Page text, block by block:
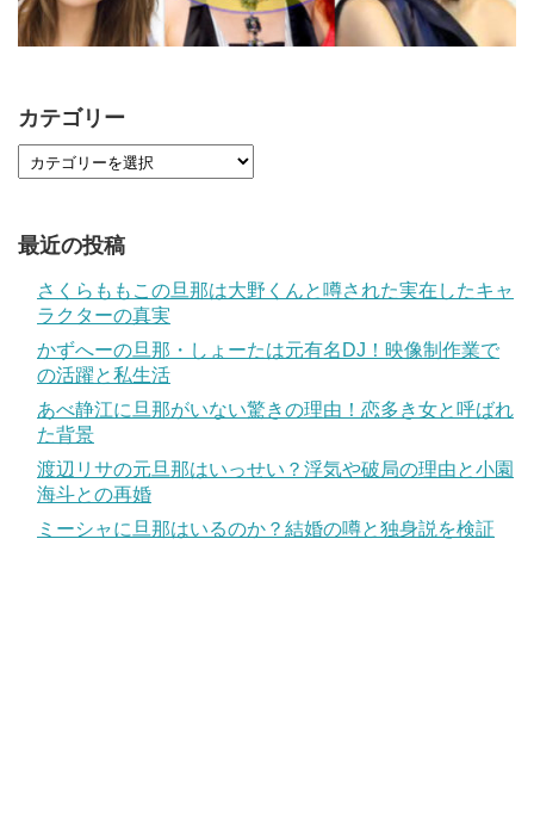
カテゴリー
最近の投稿
さくらももこの旦那は大野くんと噂された実在したキャ
ラクターの真実
かずへーの旦那・しょーたは元有名DJ！映像制作業で
の活躍と私生活
あべ静江に旦那がいない驚きの理由！恋多き女と呼ばれ
た背景
渡辺リサの元旦那はいっせい？浮気や破局の理由と小園
海斗との再婚
ミーシャに旦那はいるのか？結婚の噂と独身説を検証